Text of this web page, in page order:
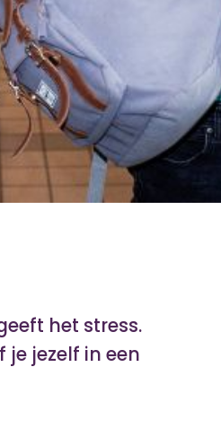
het stress.
je jezelf in een